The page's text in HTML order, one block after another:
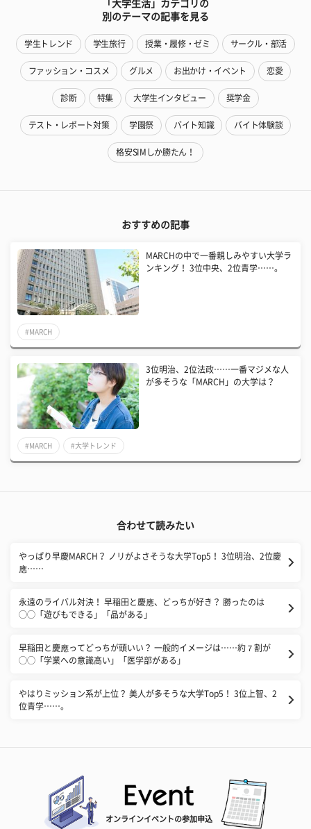
「大学生活」カテゴリの
別のテーマの記事を見る
学生トレンド 学生旅行 授業・履修・ゼミ サークル・部活
ファッション・コスメ グルメ お出かけ・イベント 恋愛
診断 特集 大学生インタビュー 奨学金
テスト・レポート対策 学園祭 バイト知識 バイト体験談
格安SIMしか勝たん！
おすすめの記事
MARCHの中で一番親しみやすい大学ラ
ンキング！ 3位中央、2位青学……。
#MARCH
3位明治、2位法政……一番マジメな人
が多そうな「MARCH」の大学は？
#MARCH #大学トレンド
合わせて読みたい
やっぱり早慶MARCH？ ノリがよさそうな大学Top5！ 3位明治、2位慶
應……
永遠のライバル対決！ 早稲田と慶應、どっちが好き？ 勝ったのは
◯◯「遊びもできる」「品がある」
早稲田と慶應ってどっちが頭いい？ 一般的イメージは……約７割が
◯◯「学業への意識高い」「医学部がある」
やはりミッション系が上位？ 美人が多そうな大学Top5！ 3位上智、2
位青学……。
オンラインイベントの参加申込